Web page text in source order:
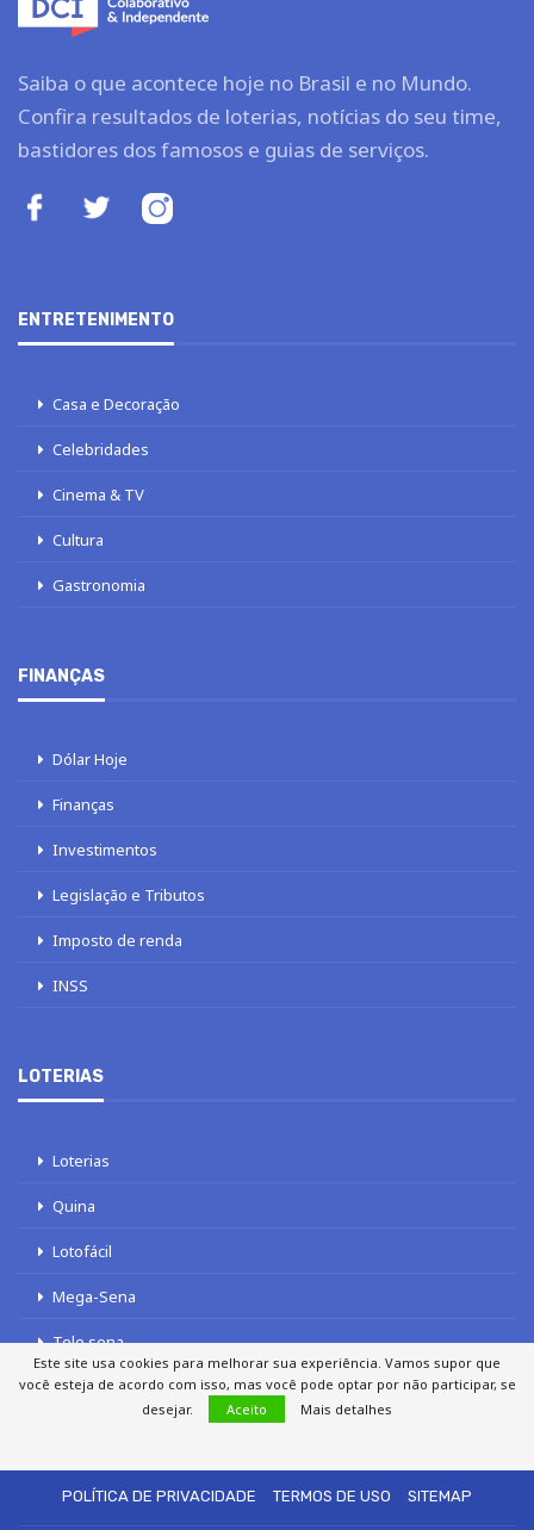
Saiba o que acontece hoje no Brasil e no Mundo.
Confira resultados de loterias, notícias do seu time,
bastidores dos famosos e guias de serviços.
ENTRETENIMENTO
Casa e Decoração
Celebridades
Cinema & TV
Cultura
Gastronomia
FINANÇAS
Dólar Hoje
Finanças
Investimentos
Legislação e Tributos
Imposto de renda
INSS
LOTERIAS
Loterias
Quina
Lotofácil
Mega-Sena
Tele sena
POLÍTICA DE PRIVACIDADE
TERMOS DE USO SITEMAP
Este site usa cookies para melhorar sua experiência. Vamos supor que
você esteja de acordo com isso, mas você pode optar por não participar, se
desejar.
Aceito Mais detalhes